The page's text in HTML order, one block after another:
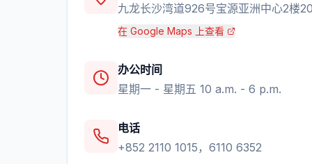
九龙长沙湾道926号宝源亚洲中心2楼
在 Google Maps 上查看
办公时间
星期一 - 星期五 10 a.m. - 6 p.m.
电话
+852 2110 1015，6110 6352